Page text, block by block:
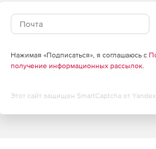
Нажимая «Подписаться», я соглашаюсь с
получение информационных рассылок.
Этот сайт защищен SmartCaptcha от